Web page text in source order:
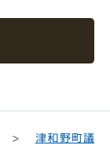
津和野町議会